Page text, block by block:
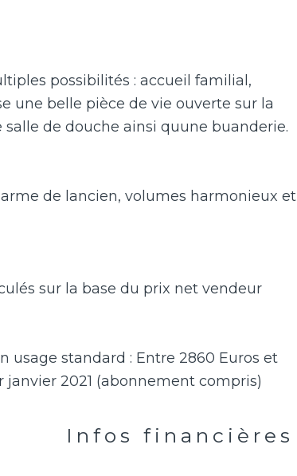
possibilités : accueil familial,
une belle pièce de vie ouverte sur la
de douche ainsi quune buanderie.
de lancien, volumes harmonieux et
sur la base du prix net vendeur
usage standard : Entre 2860 Euros et
Infos financières